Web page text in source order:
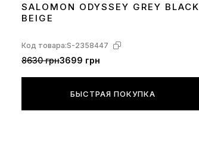
SALOMON ODYSSEY GREY BLACK
BEIGE
Код товара:S-2358447
8630 грн3699 грн
БЫСТРАЯ ПОКУПКА